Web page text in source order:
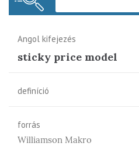
Angol kifejezés
sticky price model
definíció
forrás
Williamson Makro